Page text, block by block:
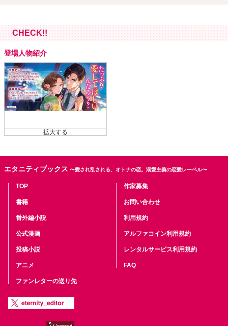
CHECK!!
登場人物紹介
エタニティブックス 〜愛され乱される、オトナの恋。溺愛主義の恋愛レーベル〜
TOP
書籍
番外編小説
公式漫画
投稿小説
アニメ
ファンレターの送り先
作家募集
お問い合わせ
利用規約
アルファコイン利用規約
レンタルサービス利用規約
FAQ